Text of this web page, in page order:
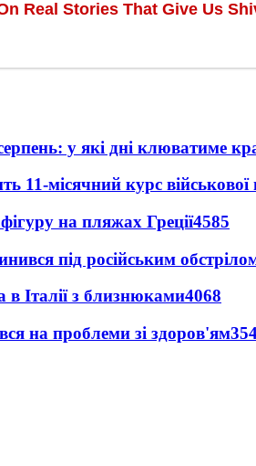
у які дні клюватиме
11-місячний курс військової
на пляжах Греції4585
під російським
Італії з близнюками4068
на проблеми зі здоров'ям